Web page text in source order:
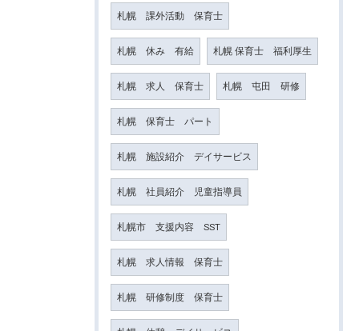
札幌 課外活動 保育士
札幌 休み 有給 札幌 保育士 福利厚生
札幌 求人 保育士 札幌 屯田 研修
札幌 保育士 パート
札幌 施設紹介 デイサービス
札幌 社員紹介 児童指導員
札幌市 支援内容 SST
札幌 求人情報 保育士
札幌 研修制度 保育士